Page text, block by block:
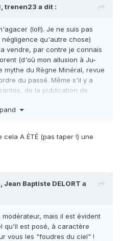
trenen23 a dit :
(lol!). Je ne suis pas
qu'autre chose)
vendre, par contre je connais
(d'où mon allusion à Ju-
mythe du Règne Minéral, revue
du passé. Même s'il y a
de la publication de
à tel point que
A ÉTÉ (pas taper !) une
Jean Baptiste DELORT a
mais il est évident
qu'il est posé, à caractère
vous les "foudres du ciel" !